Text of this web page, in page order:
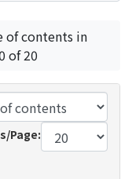
of contents in
of 20
Page: